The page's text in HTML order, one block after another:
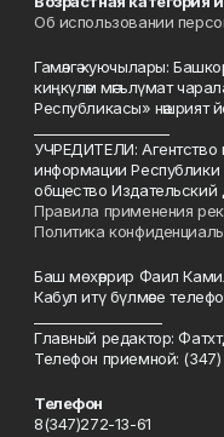
Об использовании
Гамәлгә куючылары:
киңкүләм мәгълүмат
Республикасы» нәшрият
УЧРЕДИТЕЛИ: Агентство
информации
общество
Правила применения
Политика
Баш мөхәррир Фаил
Кабул итү бүлмәсе
Главный редактор:
Телефон приемной: (347)
Телефон
8(347)272-13-61